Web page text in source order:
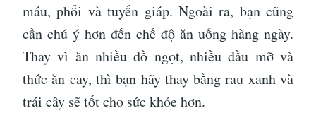
máu, phổi và tuyến giáp. Ngoài ra, bạn cũng
cần chú ý hơn đến chế độ ăn uống hàng ngày.
Thay vì ăn nhiều đồ ngọt, nhiều dầu mỡ và
thức ăn cay, thì bạn hãy thay bằng rau xanh và
trái cây sẽ tốt cho sức khỏe hơn.